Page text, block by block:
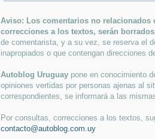
Aviso: Los comentarios no
correcciones a los textos, serán
de comentarista, y a su vez, se reserva el
inapropiados o que contengan direcciones
Autoblog Uruguay pone en conocimiento
opiniones vertidas por personas ajenas al
correspondientes, se informará a las
Por consultas, correcciones a los textos,
contacto@autoblog.com.uy